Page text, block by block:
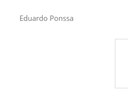
Eduardo Ponssa